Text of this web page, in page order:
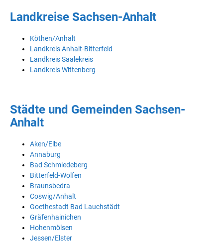
Landkreise Sachsen-Anhalt
Köthen/Anhalt
Landkreis Anhalt-Bitterfeld
Landkreis Saalekreis
Landkreis Wittenberg
Städte und Gemeinden Sachsen-
Anhalt
Aken/Elbe
Annaburg
Bad Schmiedeberg
Bitterfeld-Wolfen
Braunsbedra
Coswig/Anhalt
Goethestadt Bad Lauchstädt
Gräfenhainichen
Hohenmölsen
Jessen/Elster